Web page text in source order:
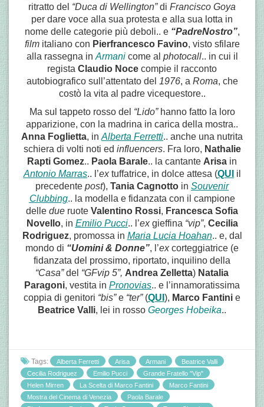
ritratto del “Duca di Wellington”di Francisco Goya
per dare voce alla sua protesta e alla sua lotta in
nome delle categorie più deboli.. e “PadreNostro”,
filmitaliano con Pierfrancesco Favino, visto sfilare
alla rassegna in Armanicome al photocall.. in cui il
regista Claudio Noce compie il racconto
autobiografico sull’attentato del 1976, a Roma, che
costò la vita al padre vicequestore..
Ma sul tappeto rosso del “Lido” hanno fatto la loro
apparizione, con la madrina in carica della mostra..
Anna Foglietta, in Alberta Ferretti.. anche una nutrita
schiera di volti noti ed influencers. Fra loro, Nathalie
Rapti Gomez.. Paola Barale.. la cantante Arisa in
Antonio Marras.. l’extuffatrice, in dolce attesa (QUI il
precedente post), Tania Cagnotto in Souvenir
Clubbing.. la modella e fidanzata con il campione
delle due ruote Valentino Rossi, Francesca Sofia
Novello, in Emilio Pucci.. l’exgieffina “vip”, Cecilia
Rodriguez, promossa in Maria Lucia Hoahan.. e, dal
mondo di “Uomini & Donne”, l’excorteggiatrice (e
fidanzata del prossimo, riportato, inquilino della
“Casa”del “GFvip 5”, Andrea Zelletta) Natalia
Paragoni, vestita in Pronovias.. e l’innamoratissima
coppia di genitori “bis”e “ter”(QUI ), Marco Fantini e
Beatrice Valli, lei in rosso Georges Hobeika..
Tags: Alberta Ferretti Arisa Armani
Beatrice Valli
Cecilia Rodriguez
Emilio Pucci
Grande Fratello "Vip"
Helen Mirren
La Scelta di Marco Fantini
Marco Fantini
Mostra del Cinema di Venezia
Paola Barale